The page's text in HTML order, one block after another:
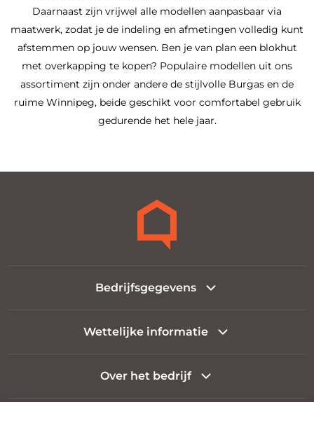
Daarnaast zijn vrijwel alle modellen aanpasbaar via
maatwerk, zodat je de indeling en afmetingen volledig kunt
afstemmen op jouw wensen. Ben je van plan een blokhut
met overkapping te kopen? Populaire modellen uit ons
assortiment zijn onder andere de stijlvolle Burgas en de
ruime Winnipeg, beide geschikt voor comfortabel gebruik
gedurende het hele jaar.
Bedrijfsgegevens
Wettelijke informatie
Over het bedrijf